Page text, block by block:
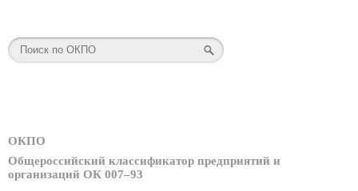
ОКПО
Общероссийский классификатор предприятий и
организаций ОК 007–93